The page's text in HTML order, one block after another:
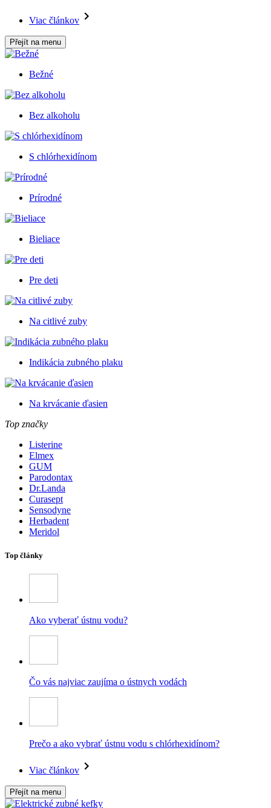
Viac článkov
Přejít na menu
Bežné
Bez alkoholu
S chlórhexidínom
Prírodné
Bieliace
Pre deti
Na citlivé zuby
Indikácia zubného plaku
Na krvácanie ďasien
Top značky
Listerine
Elmex
GUM
Parodontax
Dr.Landa
Curasept
Sensodyne
Herbadent
Meridol
Top články
Ako vyberať ústnu vodu?
Čo vás najviac zaujíma o ústnych vodách
Prečo a ako vybrať ústnu vodu s chlórhexidínom?
Viac článkov
Přejít na menu